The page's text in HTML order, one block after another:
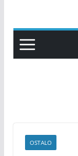
content
OSTALO